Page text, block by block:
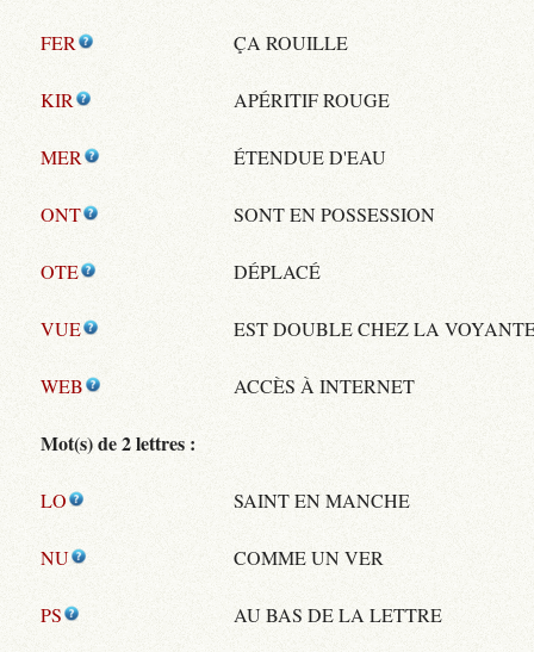
FER ÇA ROUILLE
KIR APÉRITIF ROUGE
MER ÉTENDUE D'EAU
ONT SONT EN POSSESSION
OTE DÉPLACÉ
VUE EST DOUBLE CHEZ LA
WEB ACCÈS À INTERNET
Mot(s) de 2 lettres :
LO SAINT EN MANCHE
NU COMME UN VER
PS AU BAS DE LA LETTRE